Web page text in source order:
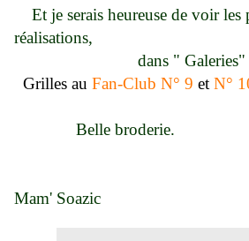
Et je serais heureuse de voir les
réalisations,
dans " Galeries" , "
Grilles au Fan-Club N° 9 et N°
Belle broderie.
Mam' Soazic